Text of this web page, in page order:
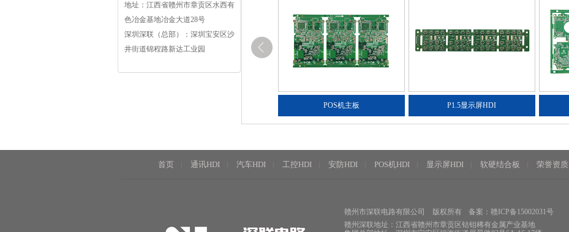
地址：江西省赣州市章贡区水西有
色冶金基地冶金大道28号
深圳深联（总部）：深圳宝安区沙
井街道锦程路新达工业园
POS机主板 P1.5显示屏HDI
首页 通讯HDI 汽车HDI 工控HDI 安防HDI POS机HDI 显示屏HDI 软硬结合板 荣誉资质
赣州市深联电路有限公司 版权所有
备案：赣ICP备15002031号
赣州深联地址：江西省赣州市章贡区钴钼稀有金属产业基地